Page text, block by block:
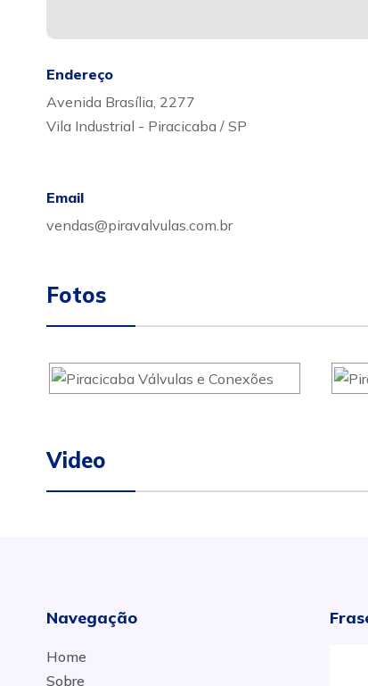
Endereço
Avenida Brasília, 2277
Vila Industrial - Piracicaba / SP
Email
vendas@piravalvulas.com.br
Fotos
Video
Navegação
Home
Sobre